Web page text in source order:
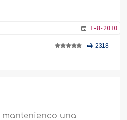
1-8-2010
2318
una